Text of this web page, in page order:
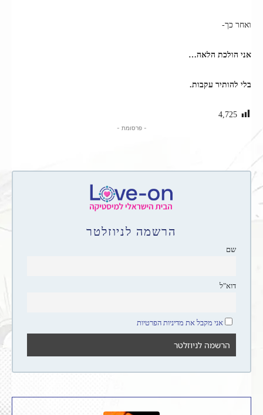
ואחר כך-
אני הולכת הלאה…
בלי להותיר עקבות.
4,725
- פרסומת -
הרשמה לניוזלטר
שם
דוא"ל
אני מקבל את מדיניות הפרטיות